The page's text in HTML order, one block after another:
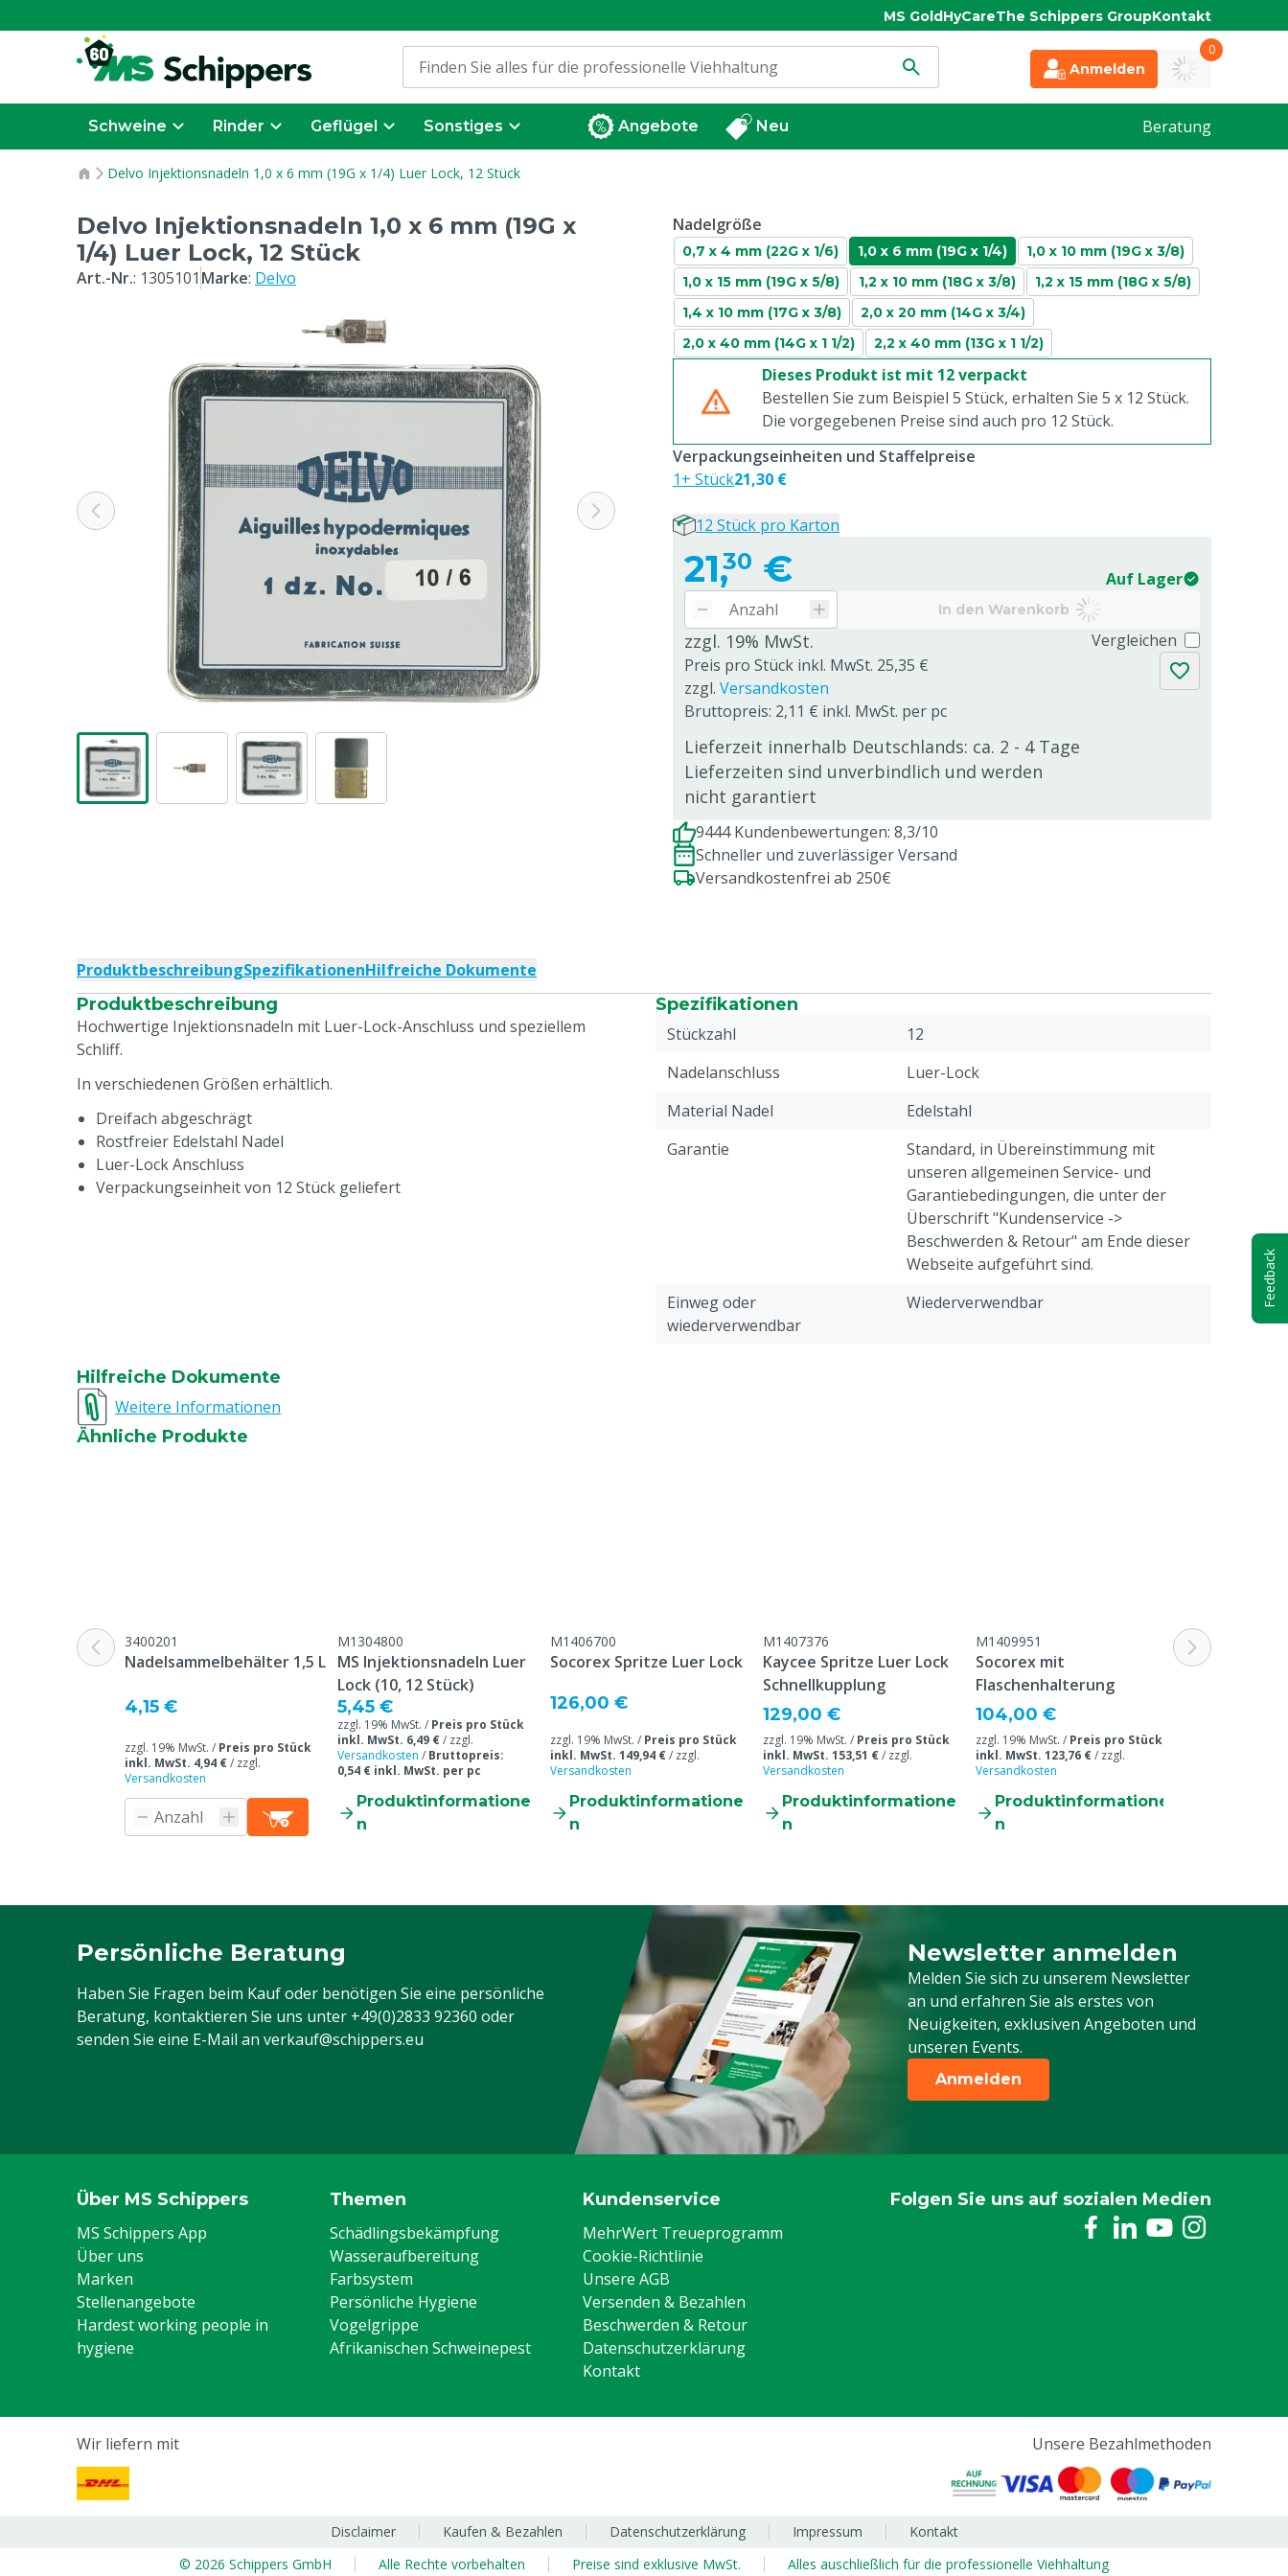
MS GoldHyCareThe Schippers GroupKontakt
Anmelden
0
Schweine Rinder Geflügel Sonstiges Angebote Neu Beratung
Delvo Injektionsnadeln 1,0 x 6 mm (19G x 1/4) Luer Lock, 12 Stück
Delvo Injektionsnadeln 1,0 x 6 mm (19G x
1/4) Luer Lock, 12 Stück
Art.-Nr.: 1305101 Marke: Delvo
Nadelgröße
0,7 x 4 mm (22G x 1/6) 1,0 x 6 mm (19G x 1/4)
1,0 x 10 mm (19G x 3/8)
1,0 x 15 mm (19G x 5/8)
1,2 x 10 mm (18G x 3/8)
1,2 x 15 mm (18G x 5/8)
1,4 x 10 mm (17G x 3/8)
2,0 x 20 mm (14G x 3/4)
2,0 x 40 mm (14G x 1 1/2)
2,2 x 40 mm (13G x 1 1/2)
Dieses Produkt ist mit 12 verpackt
Bestellen Sie zum Beispiel 5 Stück, erhalten Sie 5 x 12 Stück.
Die vorgegebenen Preise sind auch pro 12 Stück.
21,30 € Auf Lager
In den Warenkorb
zzgl. 19% MwSt.
Preis pro Stück inkl. MwSt. 25,35 €
zzgl. Versandkosten
Bruttopreis: 2,11 € inkl. MwSt. per pc
Lieferzeit innerhalb Deutschlands: ca. 2 - 4 Tage
Lieferzeiten sind unverbindlich und werden
nicht garantiert
Vergleichen
Verpackungseinheiten und Staffelpreise
1+ Stück21,30 €
12 Stück pro Karton
9444 Kundenbewertungen: 8,3/10
Schneller und zuverlässiger Versand
Versandkostenfrei ab 250€
ProduktbeschreibungSpezifikationenHilfreiche Dokumente
Produktbeschreibung
Hochwertige Injektionsnadeln mit Luer-Lock-Anschluss und speziellem
Schliff.
In verschiedenen Größen erhältlich.
Dreifach abgeschrägt
Rostfreier Edelstahl Nadel
Luer-Lock Anschluss
Verpackungseinheit von 12 Stück geliefert
Spezifikationen
Stückzahl
12
Nadelanschluss
Luer-Lock
Material Nadel
Edelstahl
Garantie
Standard, in Übereinstimmung mit
unseren allgemeinen Service- und
Garantiebedingungen, die unter der
Überschrift "Kundenservice ->
Beschwerden & Retour" am Ende dieser
Webseite aufgeführt sind.
Einweg oder
wiederverwendbar
Wiederverwendbar
Hilfreiche Dokumente
Weitere Informationen
Ähnliche Produkte
3400201
Nadelsammelbehälter 1,5 L
4,15 €
zzgl. 19% MwSt. / Preis pro Stück
inkl. MwSt. 4,94 €/ zzgl.
Versandkosten
M1304800
MS Injektionsnadeln Luer
Lock (10, 12 Stück)
5,45 €
zzgl. 19% MwSt. / Preis pro Stück
inkl. MwSt. 6,49 €/ zzgl.
Versandkosten / Bruttopreis:
0,54 € inkl. MwSt. per pc
Produktinformatione
n
M1406700
Socorex Spritze Luer Lock
126,00 €
zzgl. 19% MwSt. / Preis pro Stück
inkl. MwSt. 149,94 €/ zzgl.
Versandkosten
Produktinformatione
n
M1407376
Kaycee Spritze Luer Lock
Schnellkupplung
129,00 €
zzgl. 19% MwSt. / Preis pro Stück
inkl. MwSt. 153,51 €/ zzgl.
Versandkosten
Produktinformatione
n
M1409951
Socorex mit
Flaschenhalterung
104,00 €
zzgl. 19% MwSt. / Preis pro Stück
inkl. MwSt. 123,76 €/ zzgl.
Versandkosten
Produktinformatione
n
Persönliche Beratung
Haben Sie Fragen beim Kauf oder benötigen Sie eine persönliche
Beratung, kontaktieren Sie uns unter +49(0)2833 92360 oder
senden Sie eine E-Mail an verkauf@schippers.eu
Newsletter anmelden
Melden Sie sich zu unserem Newsletter
an und erfahren Sie als erstes von
Neuigkeiten, exklusiven Angeboten und
unseren Events.
Melden Sie sich für unseren Newsletter
Anmelden
Über MS Schippers
MS Schippers App
Über uns
Marken
Stellenangebote
Hardest working people in
hygiene
Themen
Schädlingsbekämpfung
Wasseraufbereitung
Farbsystem
Persönliche Hygiene
Vogelgrippe
Afrikanischen Schweinepest
Kundenservice
MehrWert Treueprogramm
Cookie-Richtlinie
Unsere AGB
Versenden & Bezahlen
Beschwerden & Retour
Datenschutzerklärung
Kontakt
Folgen Sie uns auf sozialen Medien
Wir liefern mit Unsere Bezahlmethoden
Disclaimer Kaufen & Bezahlen Datenschutzerklärung Impressum
Kontakt
© 2026 Schippers GmbH
Alle Rechte vorbehalten Preise sind exklusive MwSt. Alles auschließlich für die professionelle Viehhaltung
Feedback